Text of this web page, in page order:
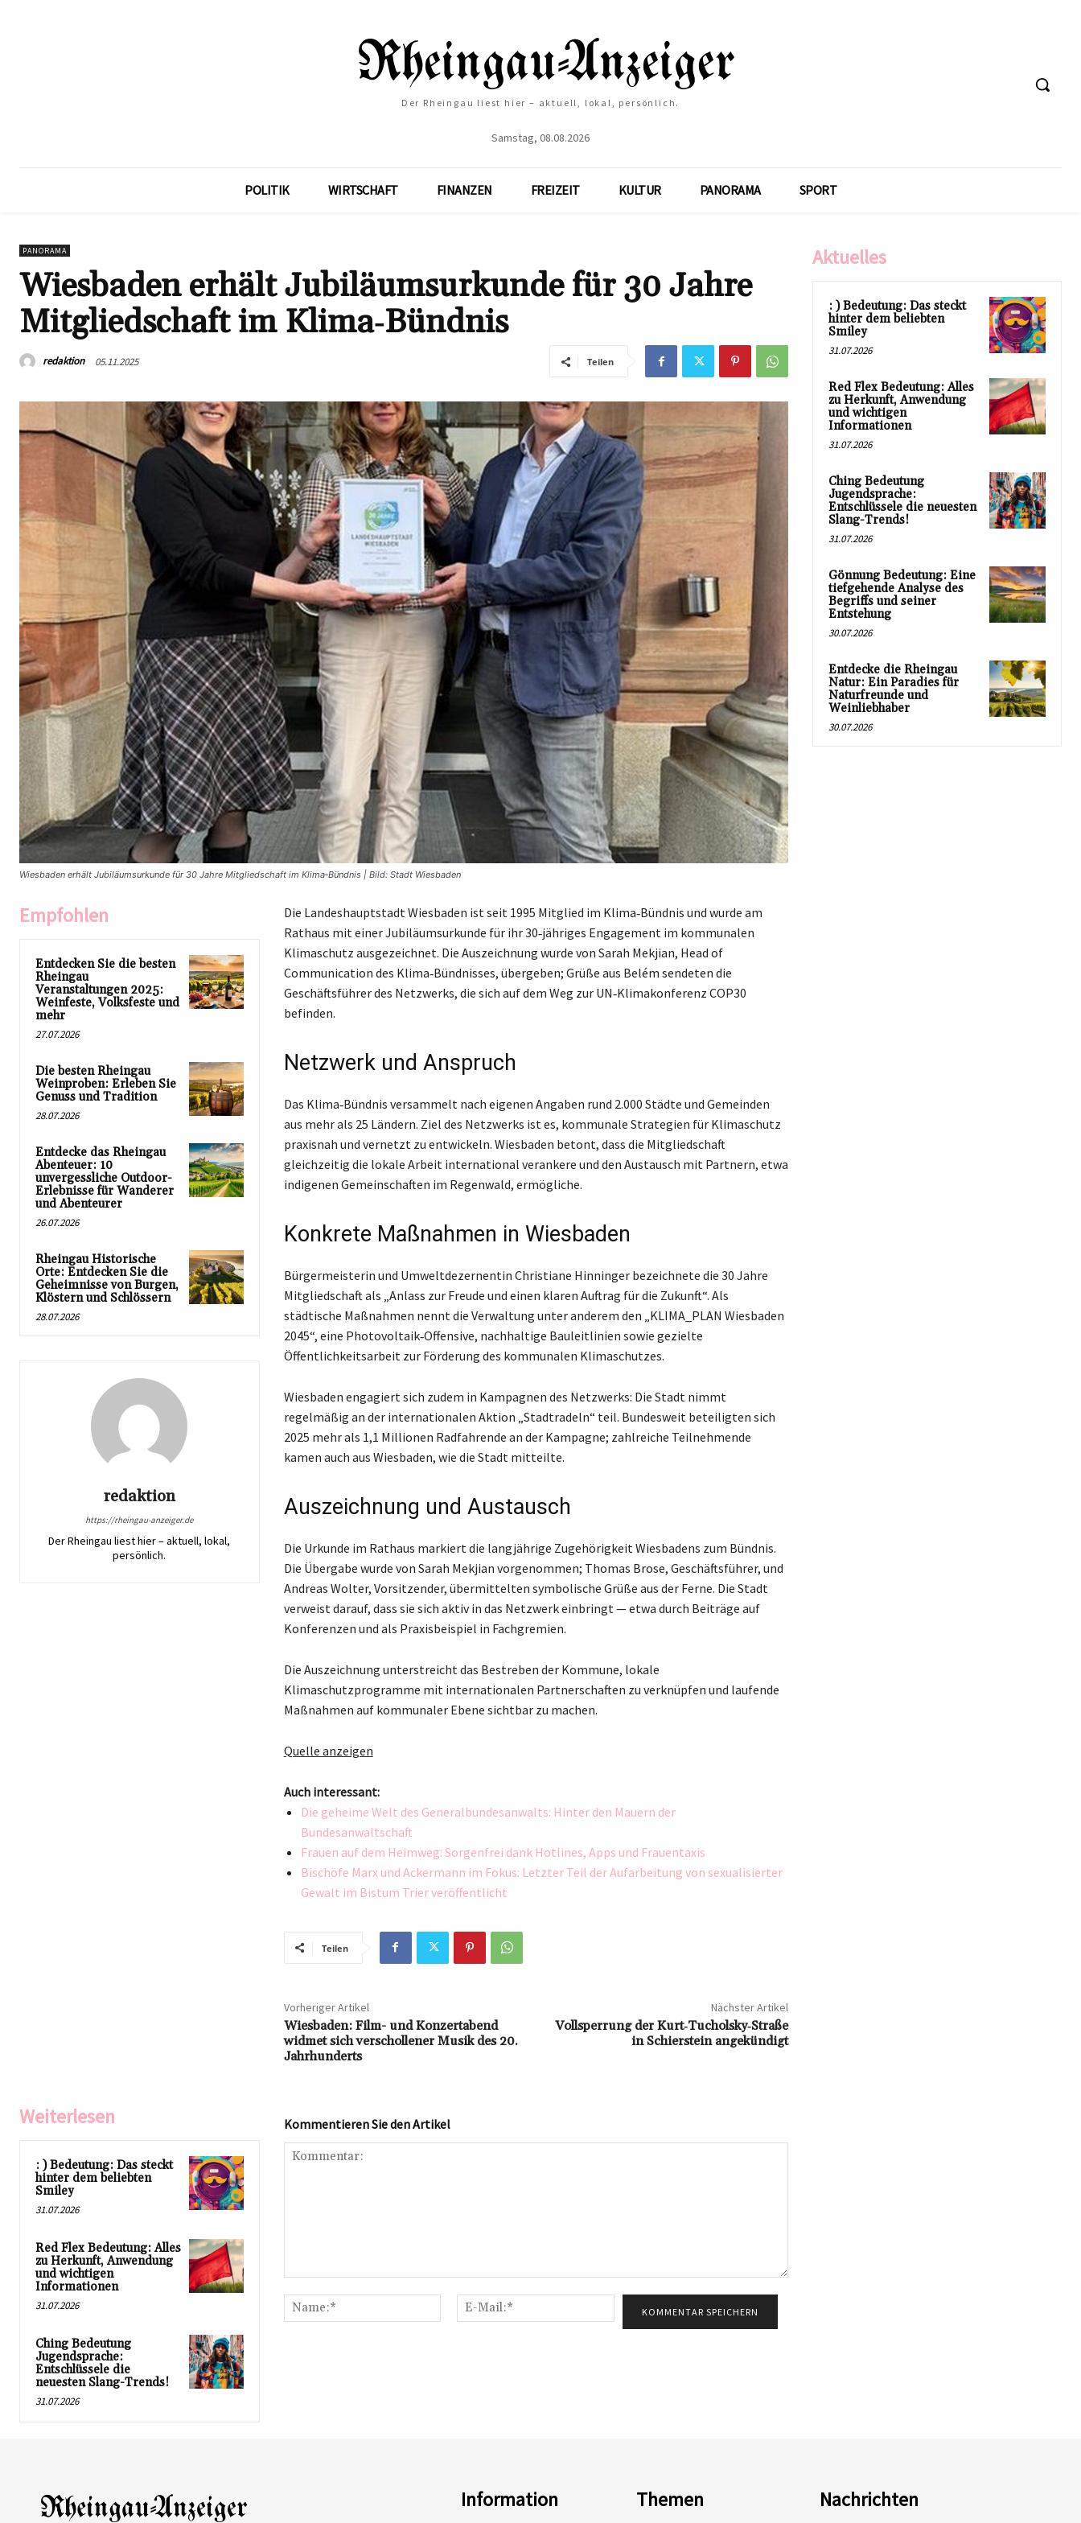
Der Rheingau liest hier – aktuell, lokal, persönlich.
Samstag, 08.08.2026
POLITIK WIRTSCHAFT FINANZEN FREIZEIT KULTUR PANORAMA SPORT
PANORAMA
Wiesbaden erhält Jubiläumsurkunde für 30 Jahre
Mitgliedschaft im Klima‑Bündnis
redaktion 05.11.2025 Teilen
Wiesbaden erhält Jubiläumsurkunde für 30 Jahre Mitgliedschaft im Klima‑Bündnis | Bild: Stadt Wiesbaden
Empfohlen
Entdecken Sie die besten
Rheingau
Veranstaltungen 2025:
Weinfeste, Volksfeste und
mehr
27.07.2026
Die besten Rheingau
Weinproben: Erleben Sie
Genuss und Tradition
28.07.2026
Entdecke das Rheingau
Abenteuer: 10
unvergessliche Outdoor-
Erlebnisse für Wanderer
und Abenteurer
26.07.2026
Rheingau Historische
Orte: Entdecken Sie die
Geheimnisse von Burgen,
Klöstern und Schlössern
28.07.2026
redaktion
https://rheingau-anzeiger.de
Der Rheingau liest hier – aktuell, lokal,
persönlich.
Die Landeshauptstadt Wiesbaden ist seit 1995 Mitglied im Klima‑Bündnis und wurde am
Rathaus mit einer Jubiläumsurkunde für ihr 30‑jähriges Engagement im kommunalen
Klimaschutz ausgezeichnet. Die Auszeichnung wurde von Sarah Mekjian, Head of
Communication des Klima‑Bündnisses, übergeben; Grüße aus Belém sendeten die
Geschäftsführer des Netzwerks, die sich auf dem Weg zur UN‑Klimakonferenz COP30
befinden.
Netzwerk und Anspruch
Das Klima‑Bündnis versammelt nach eigenen Angaben rund 2.000 Städte und Gemeinden
aus mehr als 25 Ländern. Ziel des Netzwerks ist es, kommunale Strategien für Klimaschutz
praxisnah und vernetzt zu entwickeln. Wiesbaden betont, dass die Mitgliedschaft
gleichzeitig die lokale Arbeit international verankere und den Austausch mit Partnern, etwa
indigenen Gemeinschaften im Regenwald, ermögliche.
Konkrete Maßnahmen in Wiesbaden
Bürgermeisterin und Umweltdezernentin Christiane Hinninger bezeichnete die 30 Jahre
Mitgliedschaft als „Anlass zur Freude und einen klaren Auftrag für die Zukunft“. Als
städtische Maßnahmen nennt die Verwaltung unter anderem den „KLIMA_PLAN Wiesbaden
2045“, eine Photovoltaik‑Offensive, nachhaltige Bauleitlinien sowie gezielte
Öffentlichkeitsarbeit zur Förderung des kommunalen Klimaschutzes.
Wiesbaden engagiert sich zudem in Kampagnen des Netzwerks: Die Stadt nimmt
regelmäßig an der internationalen Aktion „Stadtradeln“ teil. Bundesweit beteiligten sich
2025 mehr als 1,1 Millionen Radfahrende an der Kampagne; zahlreiche Teilnehmende
kamen auch aus Wiesbaden, wie die Stadt mitteilte.
Auszeichnung und Austausch
Die Urkunde im Rathaus markiert die langjährige Zugehörigkeit Wiesbadens zum Bündnis.
Die Übergabe wurde von Sarah Mekjian vorgenommen; Thomas Brose, Geschäftsführer, und
Andreas Wolter, Vorsitzender, übermittelten symbolische Grüße aus der Ferne. Die Stadt
verweist darauf, dass sie sich aktiv in das Netzwerk einbringt — etwa durch Beiträge auf
Konferenzen und als Praxisbeispiel in Fachgremien.
Die Auszeichnung unterstreicht das Bestreben der Kommune, lokale
Klimaschutzprogramme mit internationalen Partnerschaften zu verknüpfen und laufende
Maßnahmen auf kommunaler Ebene sichtbar zu machen.
Quelle anzeigen
Auch interessant:
Die geheime Welt des Generalbundesanwalts: Hinter den Mauern der
Bundesanwaltschaft
Frauen auf dem Heimweg: Sorgenfrei dank Hotlines, Apps und Frauentaxis
Bischöfe Marx und Ackermann im Fokus: Letzter Teil der Aufarbeitung von sexualisierter
Gewalt im Bistum Trier veröffentlicht
Teilen
Vorheriger Artikel
Wiesbaden: Film- und Konzertabend
widmet sich verschollener Musik des 20.
Jahrhunderts
Nächster Artikel
Vollsperrung der Kurt‑Tucholsky‑Straße
in Schierstein angekündigt
Weiterlesen
: ) Bedeutung: Das steckt
hinter dem beliebten
Smiley
31.07.2026
Red Flex Bedeutung: Alles
zu Herkunft, Anwendung
und wichtigen
Informationen
31.07.2026
Ching Bedeutung
Jugendsprache:
Entschlüssele die
neuesten Slang-Trends!
31.07.2026
Kommentieren Sie den Artikel
Name:*
Mail:*
Aktuelles
: ) Bedeutung: Das steckt
hinter dem beliebten
Smiley
31.07.2026
Red Flex Bedeutung: Alles
zu Herkunft, Anwendung
und wichtigen
Informationen
31.07.2026
Ching Bedeutung
Jugendsprache:
Entschlüssele die neuesten
Slang-Trends!
31.07.2026
Gönnung Bedeutung: Eine
tiefgehende Analyse des
Begriffs und seiner
Entstehung
30.07.2026
Entdecke die Rheingau
Natur: Ein Paradies für
Naturfreunde und
Weinliebhaber
30.07.2026
Information Themen Nachrichten